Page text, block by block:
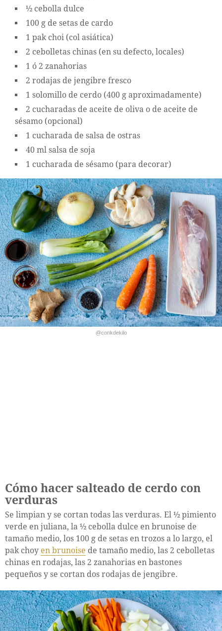
½ cebolla dulce
100 g de setas de cardo
1 pak choi (col asiática)
2 cebolletas chinas (en su defecto, locales)
1 ó 2 zanahorias
2 rodajas de jengibre fresco
1 solomillo de cerdo (400 g aproximadamente)
2 cucharadas de aceite de oliva o de aceite de
sésamo (opcional)
1 cucharada de salsa de ostras
40 ml salsa de soja
1 cucharada de sésamo (para decorar)
@conkdekilo
Cómo hacer salteado de cerdo con
verduras
Se limpian y se cortan todas las verduras. El ½ pimiento
verde en juliana, la ½ cebolla dulce en brunoise de
tamaño medio, los 100 g de setas en trozos a lo largo, el
pak choy en brunoise de tamaño medio, las 2 cebolletas
chinas en rodajas, las 2 zanahorias en bastones
pequeños y se cortan dos rodajas de jengibre.